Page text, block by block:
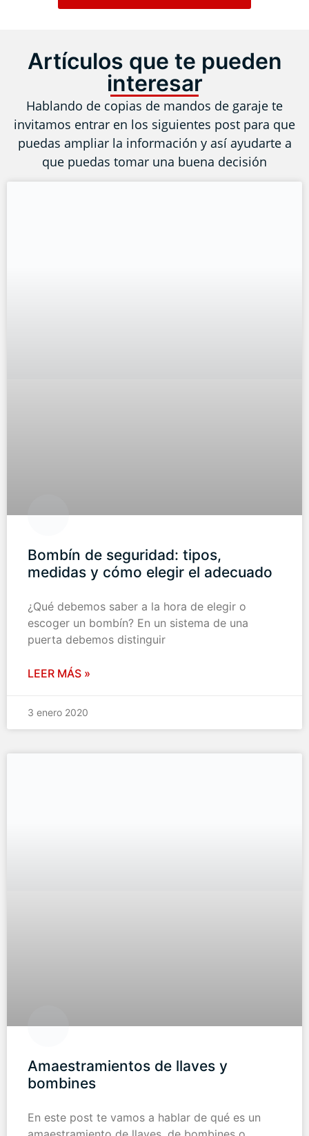
Artículos que te pueden
interesar
Hablando de copias de mandos de garaje te
invitamos entrar en los siguientes post para que
puedas ampliar la información y así ayudarte a
que puedas tomar una buena decisión
Bombín de seguridad: tipos,
medidas y cómo elegir el adecuado
¿Qué debemos saber a la hora de elegir o
escoger un bombín? En un sistema de una
puerta debemos distinguir
LEER MÁS »
3 enero 2020
Amaestramientos de llaves y
bombines
En este post te vamos a hablar de qué es un